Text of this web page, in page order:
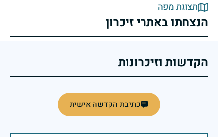
תצוגת מפה
הנצחתו באתרי זיכרון
הקדשות וזיכרונות
כתיבת הקדשה אישית